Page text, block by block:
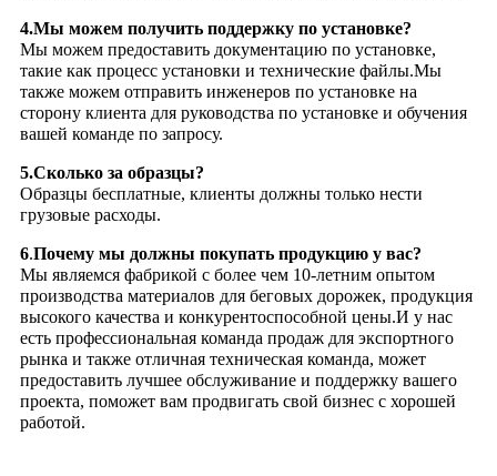
4.Мы можем получить поддержку по установке?
Мы можем предоставить документацию по установке,
такие как процесс установки и технические файлы.Мы
также можем отправить инженеров по установке на
сторону клиента для руководства по установке и обучения
вашей команде по запросу.
5.Сколько за образцы?
Образцы бесплатные, клиенты должны только нести
грузовые расходы.
6.Почему мы должны покупать продукцию у вас?
Мы являемся фабрикой с более чем 10-летним опытом
производства материалов для беговых дорожек, продукция
высокого качества и конкурентоспособной цены.И у нас
есть профессиональная команда продаж для экспортного
рынка и также отличная техническая команда, может
предоставить лучшее обслуживание и поддержку вашего
проекта, поможет вам продвигать свой бизнес с хорошей
работой.